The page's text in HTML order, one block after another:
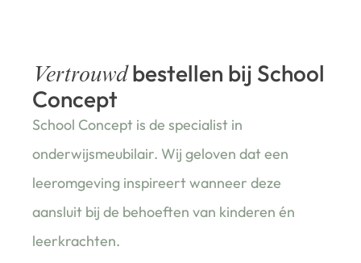
Vertrouwdbestellen bij School
Concept
School Concept is de specialist in
onderwijsmeubilair. Wij geloven dat een
leeromgeving inspireert wanneer deze
aansluit bij de behoeften van kinderen én
leerkrachten.